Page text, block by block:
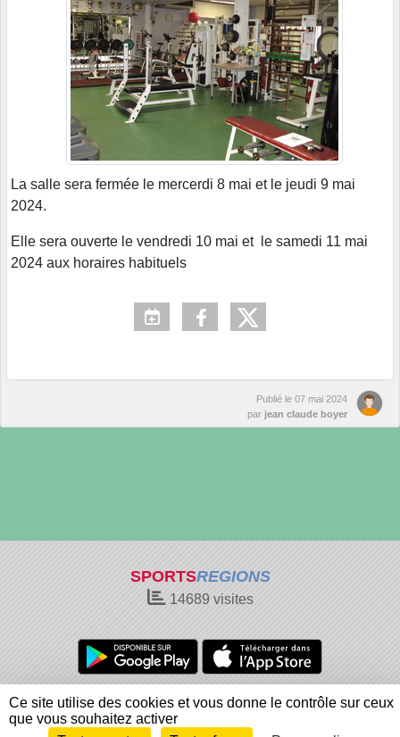
La salle sera fermée le mercerdi 8 mai et le jeudi 9 mai
2024.
Elle sera ouverte le vendredi 10 mai et le samedi 11 mai
2024 aux horaires habituels
Publié le 07 mai 2024
par jean claude boyer
SPORTSREGIONS
14689 visites
Charte cookies
Gestion des cookies
Informations légales
Signaler un contenu inapproprié
Ce site utilise des cookies et vous donne le contrôle sur ceux
que vous souhaitez activer